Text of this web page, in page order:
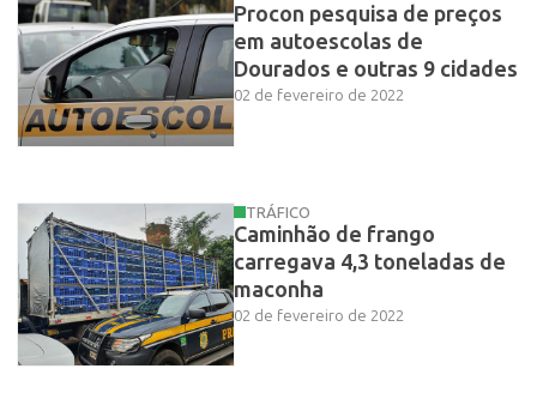
Procon pesquisa de preços
em autoescolas de
Dourados e outras 9 cidades
02 de fevereiro de 2022
TRÁFICO
Caminhão de frango
carregava 4,3 toneladas de
maconha
02 de fevereiro de 2022